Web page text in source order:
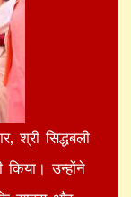
श्री सिद्धबली
किया। उन्होंने